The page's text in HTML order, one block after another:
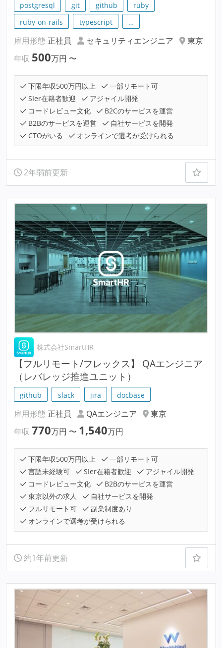
postgresql git github
ruby
ruby-on-rails
typescript …
雇用形態 正社員 セキュリティエンジニア
東京
年収 500万円 〜
下限年収500万円以上
一部リモート可
SIer在籍者歓迎
アジャイル開発
コードレビュー文化
B2Cのサービスを運営
B2Bのサービスを運営
自社サービスを開発
CTOがいる
オンラインで選考が受けられる
2年弱前更新
株式会社SmartHR
【フルリモート/フレックス】 QAエンジニア
（レバレッジ推進ユニット）
github slack jira docbase
雇用形態 正社員 QAエンジニア
東京
年収 770万円 〜 1,540万円
下限年収500万円以上
一部リモート可
言語未経験可
SIer在籍者歓迎
アジャイル開発
コードレビュー文化
B2Bのサービスを運営
東京以外の求人
自社サービスを開発
フルリモート可
副業制度あり
オンラインで選考が受けられる
約1年前更新